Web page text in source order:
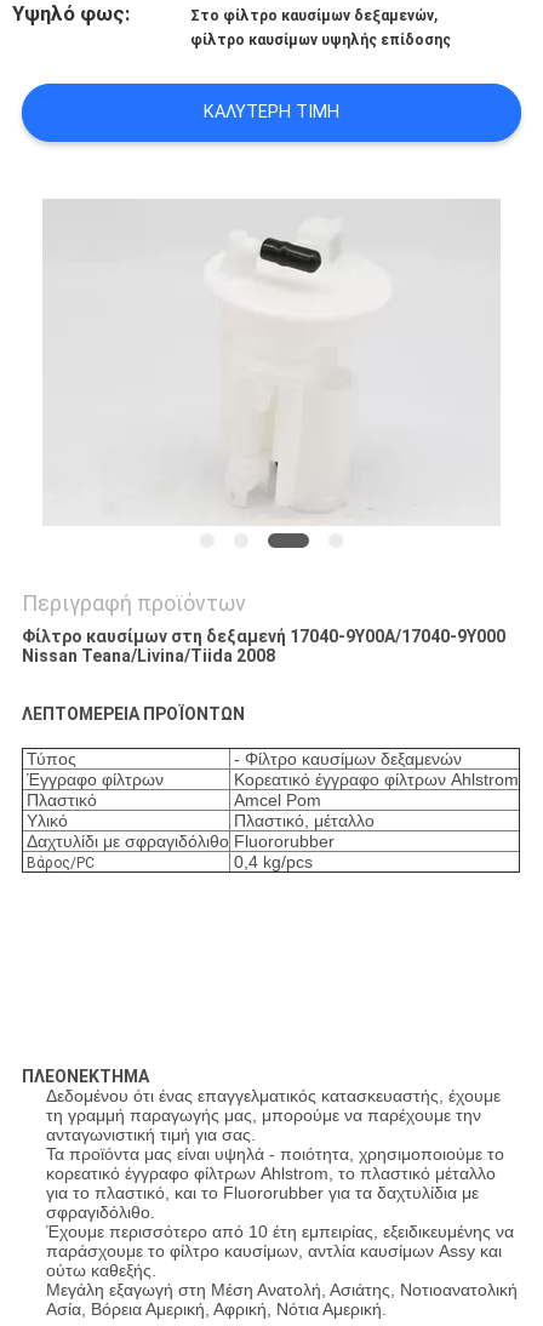
ΖΗΤΉΣΤΕ
ΈΝΑ
ΑΠΌΣΠΑΣΜΑ
SITEMAP
Υψηλό φως: Στο φίλτρο καυσίμων δεξαμενών,
φίλτρο καυσίμων υψηλής επίδοσης
ΚΑΛΎΤΕΡΗ ΤΙΜΉ
Περιγραφή προϊόντων
Φίλτρο καυσίμων στη δεξαμενή 17040-9Y00A/17040-9Y000
Nissan Teana/Livina/Tiida 2008
ΛΕΠΤΟΜΕΡΕΙΑ ΠΡΟΪΟΝΤΩΝ
Τύπος
- Φίλτρο καυσίμων δεξαμενών
Έγγραφο φίλτρων
Κορεατικό έγγραφο φίλτρων Ahlstrom
Πλαστικό
Amcel Pom
Υλικό
Πλαστικό, μέταλλο
Δαχτυλίδι με σφραγιδόλιθο Fluororubber
Βάρος/PC 0,4 kg/pcs
ΠΛΕΟΝΕΚΤΗΜΑ
Δεδομένου ότι ένας επαγγελματικός κατασκευαστής, έχουμε
τη γραμμή παραγωγής μας, μπορούμε να παρέχουμε την
ανταγωνιστική τιμή για σας.
Τα προϊόντα μας είναι υψηλά - ποιότητα, χρησιμοποιούμε το
κορεατικό έγγραφο φίλτρων Ahlstrom, το πλαστικό μέταλλο
για το πλαστικό, και το Fluororubber για τα δαχτυλίδια με
σφραγιδόλιθο.
Έχουμε περισσότερο από 10 έτη εμπειρίας, εξειδικευμένης να
παράσχουμε το φίλτρο καυσίμων, αντλία καυσίμων Assy και
ούτω καθεξής.
Μεγάλη εξαγωγή στη Μέση Ανατολή, Ασιάτης, Νοτιοανατολική
Ασία, Βόρεια Αμερική, Αφρική, Νότια Αμερική.